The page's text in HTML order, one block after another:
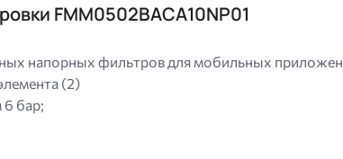
FMM0502BACA10NP01
напорных фильтров для мобильных
(2)
бар;